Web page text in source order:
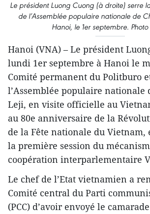
Le président Luong Cuong (à droite) serre
de l’Assemblée populaire nationale de
Hanoi, le 1er septembre.
Hanoi (VNA) – Le président
lundi 1er septembre à Hanoi le
Comité permanent du Politburo
l’Assemblée populaire nationale
Leji, en visite officielle au
au 80e anniversaire de la
de la Fête nationale du Vietnam,
la première session du
coopération interparlementaire
Le chef de l’Etat vietnamien a
Comité central du Parti
(PCC) d’avoir envoyé le